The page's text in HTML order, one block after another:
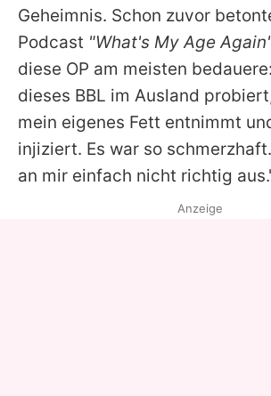
Utiq verwalten
Geheimnis. Schon zuvor
Podcast "What's My Age
diese OP am meisten
dieses BBL im Ausland
mein eigenes Fett entnimmt
injiziert. Es war so
an mir einfach nicht richtig
Anzeige